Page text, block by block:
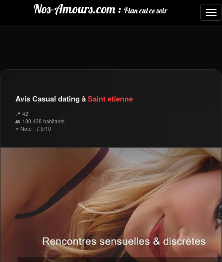
Nos-Amours.com : Plan cul ce soir
Avis Casual dating àSaint etienne
📍 42
👥 180 438 habitants
⭐ Note : 7.5/10